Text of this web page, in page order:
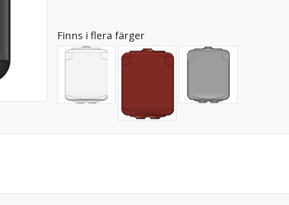
Finns i flera färger